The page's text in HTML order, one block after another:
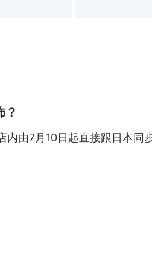
？
由7月10日起直接跟日本同